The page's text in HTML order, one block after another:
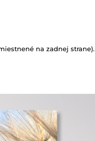
na zadnej strane).